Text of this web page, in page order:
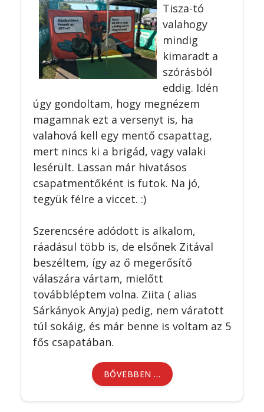
Tisza-tó
valahogy
mindig
kimaradt a
szórásból
eddig. Idén
úgy gondoltam, hogy megnézem
magamnak ezt a versenyt is, ha
valahová kell egy mentő csapattag,
mert nincs ki a brigád, vagy valaki
lesérült. Lassan már hivatásos
csapatmentőként is futok. Na jó,
tegyük félre a viccet. :)
Szerencsére adódott is alkalom,
ráadásul több is, de elsőnek Zitával
beszéltem, így az ő megerősítő
válaszára vártam, mielőtt
továbbléptem volna. Ziita ( alias
Sárkányok Anyja) pedig, nem váratott
túl sokáig, és már benne is voltam az 5
fős csapatában.
BŐVEBBEN …